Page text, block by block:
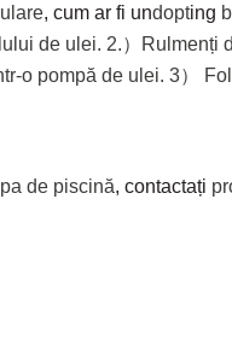
, cum ar fi undopting
de ulei. 2.）Rulmenți
o pompă de ulei. 3）
de piscină, contactați